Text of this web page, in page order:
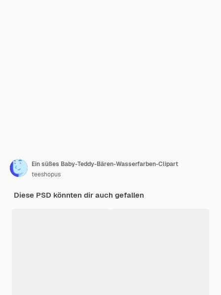
Ein süßes Baby-Teddy-Bären-Wasserfarben-Clipart
teeshopus
Diese PSD könnten dir auch gefallen